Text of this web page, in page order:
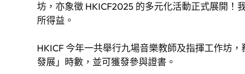
坊，亦象徵 HKICF2025 的多元化活動正式展開！
所得益。
HKICF 今年一共舉行九場音樂教師及指揮工作坊
發展」時數，並可獲發參與證書。